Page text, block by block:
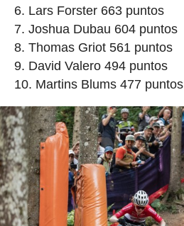
Lars Forster 663 puntos
Joshua Dubau 604 puntos
Thomas Griot 561 puntos
David Valero 494 puntos
Martins Blums 477 puntos